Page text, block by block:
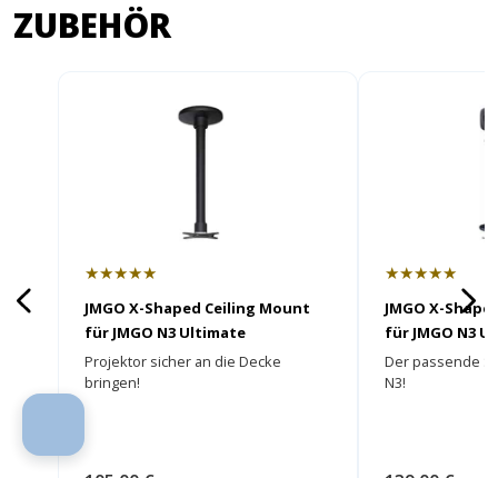
ZUBEHÖR
★★★★★
JMGO X-Shaped Ceiling Mount
für JMGO N3 Ultimate
Projektor sicher an die Decke
bringen!
★★★★★
JMGO X-
für JMGO N3
Der passende
N3!